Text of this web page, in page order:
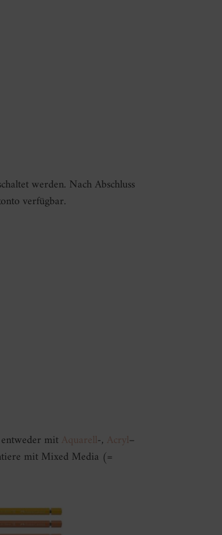
werden. Nach Abschluss
verfügbar.
mitAquarell-, Acryl–
mit Mixed Media (=